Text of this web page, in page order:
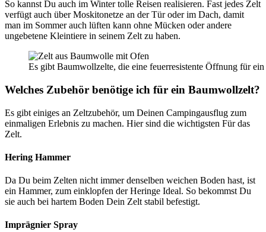
So kannst Du auch im Winter tolle Reisen realisieren. Fast jedes Zelt
verfügt auch über Moskitonetze an der Tür oder im Dach, damit
man im Sommer auch lüften kann ohne Mücken oder andere
ungebetene Kleintiere in seinem Zelt zu haben.
Es gibt Baumwollzelte, die eine feuerresistente Öffnung für
Welches Zubehör benötige ich für ein Baumwollzelt?
Es gibt einiges an Zeltzubehör, um Deinen Campingausflug zum
einmaligen Erlebnis zu machen. Hier sind die wichtigsten Für das
Zelt.
Hering Hammer
Da Du beim Zelten nicht immer denselben weichen Boden hast, ist
ein Hammer, zum einklopfen der Heringe Ideal. So bekommst Du
sie auch bei hartem Boden Dein Zelt stabil befestigt.
Imprägnier Spray